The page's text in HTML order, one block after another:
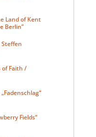
Land of Kent
Berlin”
Steffen
of Faith /
Fields“